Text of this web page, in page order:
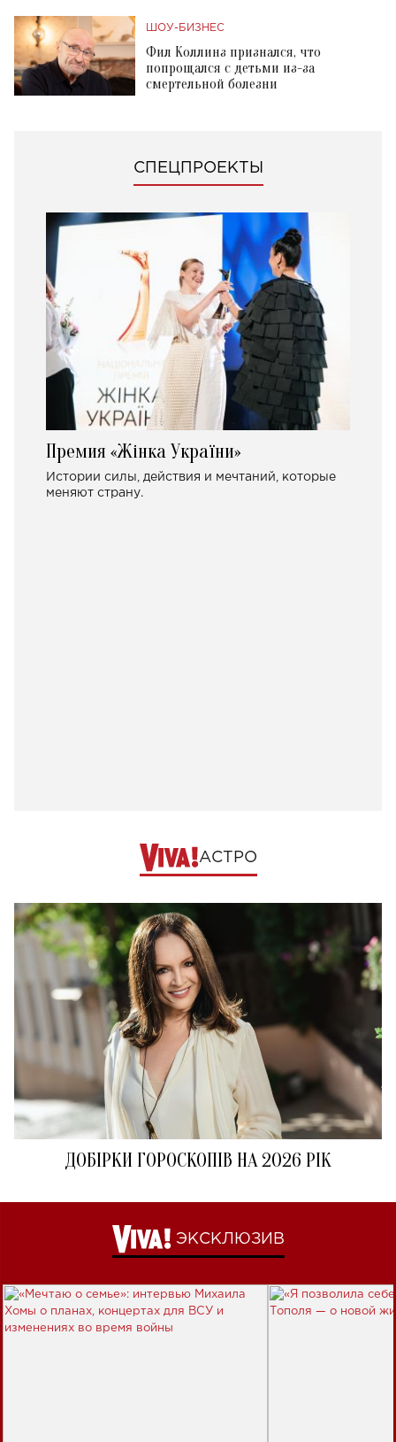
ШОУ-БИЗНЕС
Фил Коллинз признался, что
попрощался с детьми из-за
смертельной болезни
СПЕЦПРОЕКТЫ
Премия «Жінка України»
Истории силы, действия и мечтаний, которые
меняют страну.
АСТРО
ДОБІРКИ ГОРОСКОПІВ НА 2026 РІК
ЭКСКЛЮЗИВ